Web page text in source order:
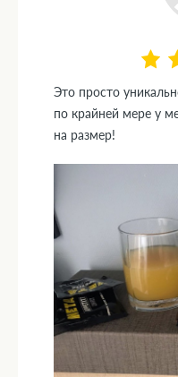
Это просто
по крайней мере у
на размер!